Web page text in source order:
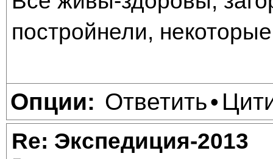
постройнели,
Опции: Ответить•
Re: Экспедиция-2013